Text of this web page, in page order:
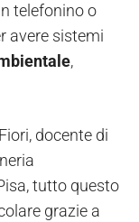
telefonino o
avere sistemi
,
docente di
tutto questo
grazie a